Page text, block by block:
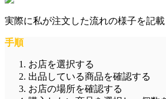
実際に私が注文した流れの様子を記載
手順
お店を選択する
出品している商品を確認する
お店の場所を確認する